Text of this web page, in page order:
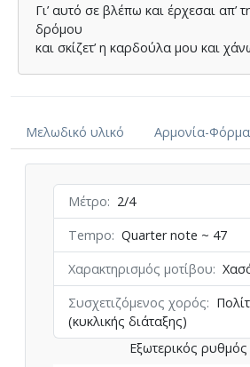
Γι’ αυτό σε βλέπω και έρχεσαι απ’
δρόµου
και σκίζετ’ η καρδούλα µου και
Μελωδικό υλικό Αρμονία-Φόρμα
Μέτρο
2/4
Tempo
Quarter note ~ 47
Χαρακτηρισμός μοτίβου
Συσχετιζόμενος χορός
(κυκλικής διάταξης)
Εξωτερικός ρυθμός